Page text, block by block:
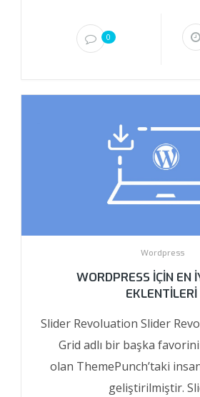
0
Wordpress
WORDPRESS İÇIN EN
EKLENTILERI
Slider Revoluation Slider
Grid adlı bir başka
olan ThemePunch’taki
geliştirilmiştir.